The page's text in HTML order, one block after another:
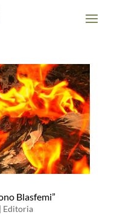
Blasfemi”
Editoria